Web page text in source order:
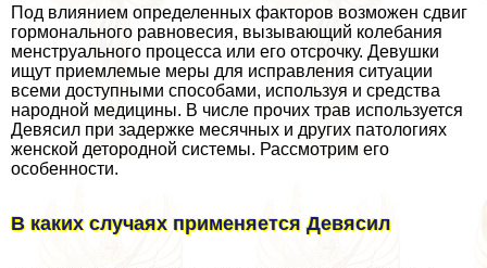
Под влиянием определенных факторов возможен сдвиг
гормонального равновесия, вызывающий колебания
мeнcтpуального процесса или его отсрочку. Девушки
ищут приемлемые меры для исправления ситуации
всеми доступными способами, используя и средства
народной медицины. В числе прочих трав используется
Девясил при задержке мecячных и других патологиях
женской детородной системы. Рассмотрим его
особенности.
В каких случаях применяется Девясил